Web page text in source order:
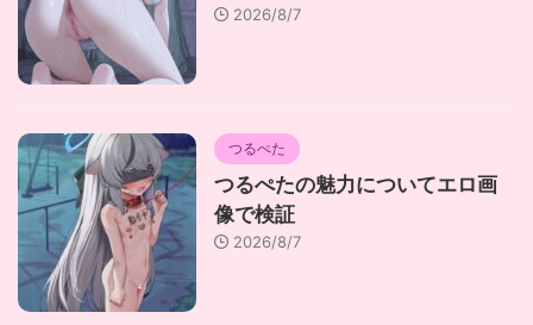
2026/8/7
つるぺた
つるぺたの魅力についてエロ画
像で検証
2026/8/7